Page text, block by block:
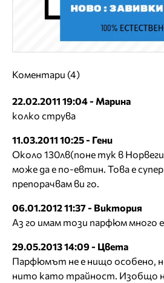
Коментари (4)
22.02.2011 19:04 - Марина
колко струва
11.03.2011 10:25 - Гени
Около 130лв(поне тук в
може да е по-евтин. Това е
препорачвам ви го.
06.01.2012 11:37 - Виктория
Аз го имам този парфюм много
29.05.2013 14:09 - Цвета
Парфюмът не е нищо особено,
нито като трайност. Изобщо